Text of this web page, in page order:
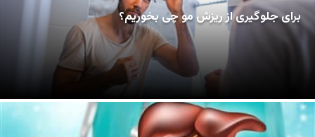
برای جلوگیری از ریزش مو چی بخوریم؟